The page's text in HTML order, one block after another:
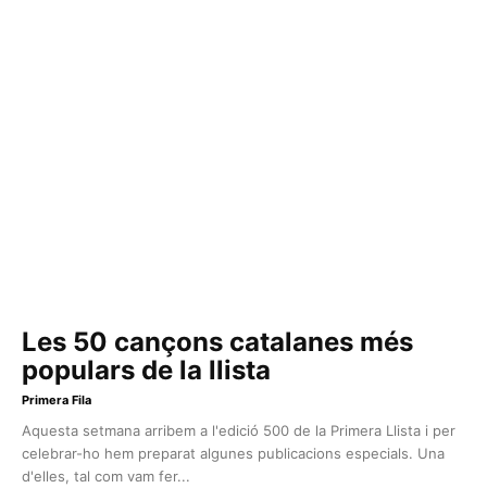
Les 50 cançons catalanes més
populars de la llista
Primera Fila
Aquesta setmana arribem a l'edició 500 de la Primera Llista i per
celebrar-ho hem preparat algunes publicacions especials. Una
d'elles, tal com vam fer...